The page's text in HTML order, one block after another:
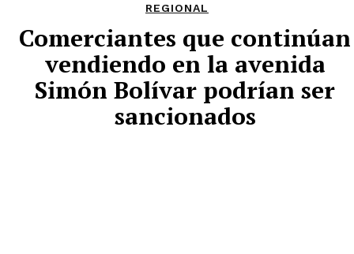
REGIONAL
Comerciantes que continúan
vendiendo en la avenida
Simón Bolívar podrían ser
sancionados